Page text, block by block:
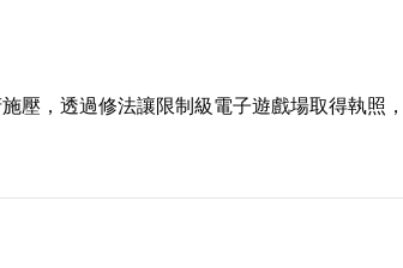
壓，透過修法讓限制級電子遊戲場取得執照